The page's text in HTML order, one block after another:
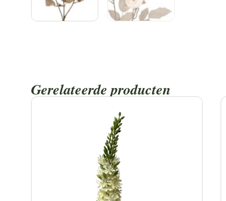
Gerelateerde producten